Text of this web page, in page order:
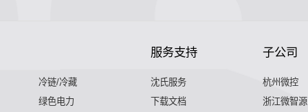
冷链/冷藏
绿色电力
服务支持
沈氏服务
下载文档
子公司
杭州微控
浙江微智源